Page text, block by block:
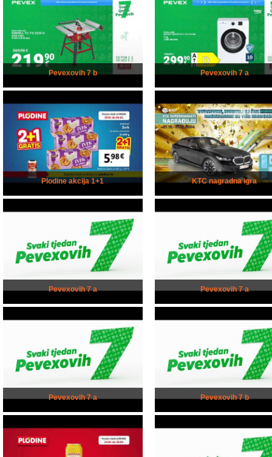
Pevexovih 7 b Pevexovih 7 a
Plodine akcija 1+1 KTC nagradna igra
Pevexovih 7 a Pevexovih 7 a
Pevexovih 7 a Pevexovih 7 b